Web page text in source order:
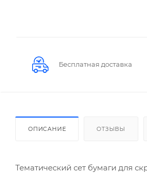
Бесплатная доставка
ОПИСАНИЕ ОТЗЫВЫ
Тематический сет бумаги для